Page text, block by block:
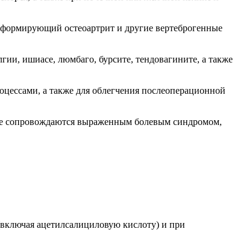
остеоартрит и другие вертеброгенные
ишиасе, люмбаго, бурсите, тендовагините, а также
а также для облегчения послеоперационной
сопровождаются выраженным болевым синдромом,
ацетилсалициловую кислоту) и при